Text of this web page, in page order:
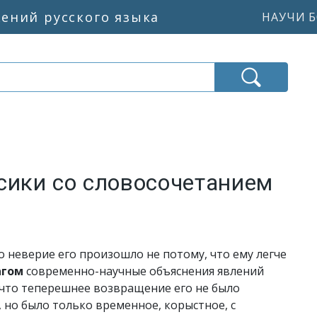
русского языка НАУЧИ
со словосочетанием
неверие его произошло не потому, что ему легче
современно-научные объяснения явлений
теперешнее возвращение его не было
было только временное, корыстное, с